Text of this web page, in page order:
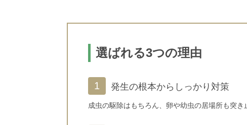
選ばれる3つの理由
発生の根本からしっかり対策
成虫の駆除はもちろん、卵や幼虫の居場所も突